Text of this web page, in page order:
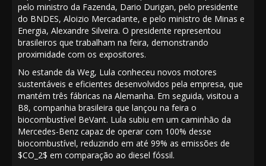
pelo ministro da Fazenda, Dario Durigan, pelo presidente
do BNDES, Aloizio Mercadante, e pelo ministro de Minas e
Energia, Alexandre Silveira. O presidente representou
brasileiros que trabalham na feira, demonstrando
proximidade com os expositores.
No estande da Weg, Lula conheceu novos motores
sustentáveis e eficientes desenvolvidos pela empresa, que
mantém três fábricas na Alemanha. Em seguida, visitou a
B8, companhia brasileira que lançou na feira o
biocombustível BeVant. Lula subiu em um caminhão da
Mercedes-Benz capaz de operar com 100% desse
biocombustível, reduzindo em até 99% as emissões de
$CO_2$ em comparação ao diesel fóssil.